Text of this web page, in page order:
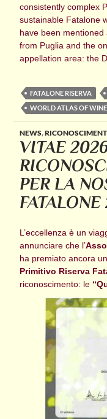
consistently complex
sustainable Fatalone
have been mentioned
from Puglia and the
appellation area: the
FATALONE RISERVA
WORLD ATLAS OF WINE
NEWS,
VITAE
PER LA
L’eccellenza è un
annunciare che l’
ha premiato ancora
Primitivo Riserva
riconoscimento: le